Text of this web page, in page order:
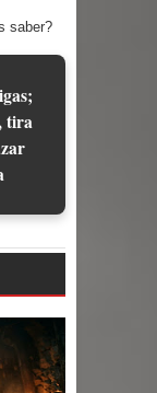
saber?
tira